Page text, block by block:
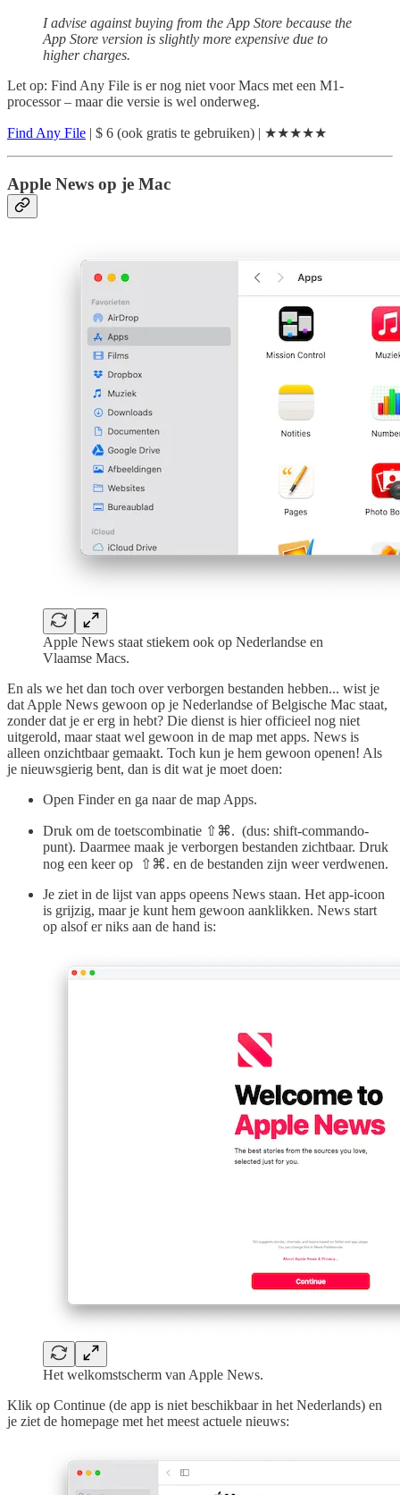
I advise against buying from the App Store because the
App Store version is slightly more expensive due to
higher charges.
Let op: Find Any File is er nog niet voor Macs met een M1-
processor – maar die versie is wel onderweg.
Find Any File | $ 6 (ook gratis te gebruiken) | ★★★★★
Apple News op je Mac
Apple News staat stiekem ook op Nederlandse en
Vlaamse Macs.
En als we het dan toch over verborgen bestanden hebben... wist je
dat Apple News gewoon op je Nederlandse of Belgische Mac staat,
zonder dat je er erg in hebt? Die dienst is hier officieel nog niet
uitgerold, maar staat wel gewoon in de map met apps. News is
alleen onzichtbaar gemaakt. Toch kun je hem gewoon openen! Als
je nieuwsgierig bent, dan is dit wat je moet doen:
Open Finder en ga naar de map Apps.
Druk om de toetscombinatie ⇧⌘. (dus: shift-commando-
punt). Daarmee maak je verborgen bestanden zichtbaar. Druk
nog een keer op ⇧⌘. en de bestanden zijn weer verdwenen.
Je ziet in de lijst van apps opeens News staan. Het app-icoon
is grijzig, maar je kunt hem gewoon aanklikken. News start
op alsof er niks aan de hand is:
Het welkomstscherm van Apple News.
Klik op Continue (de app is niet beschikbaar in het Nederlands) en
je ziet de homepage met het meest actuele nieuws: